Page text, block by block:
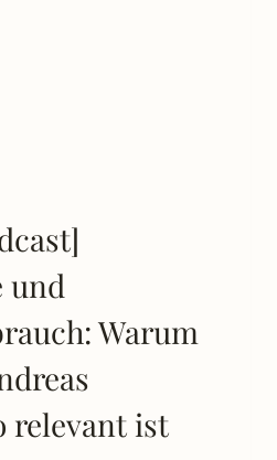
und
Warum
relevant ist